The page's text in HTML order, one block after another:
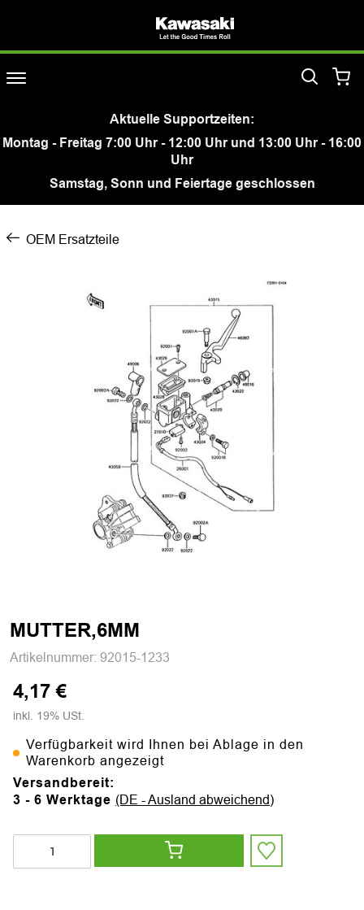
Aktuelle Supportzeiten:
Montag - Freitag 7:00 Uhr - 12:00 Uhr und 13:00 Uhr - 16:00
Uhr
Samstag, Sonn und Feiertage geschlossen
OEM Ersatzteile
MUTTER,6MM
Artikelnummer: 92015-1233
4,17 €
inkl. 19% USt.
Verfügbarkeit wird Ihnen bei Ablage in den
Warenkorb angezeigt
Versandbereit:
3 - 6 Werktage (DE - Ausland abweichend)